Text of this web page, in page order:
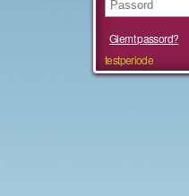
Glemt passord?
testperiode